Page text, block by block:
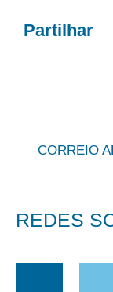
Partilhar
CORREIO
REDES